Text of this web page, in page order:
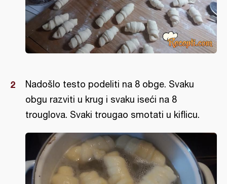
Nadošlo testo podeliti na 8 obge. Svaku
obgu razviti u krug i svaku iseći na 8
trouglova. Svaki trougao smotati u kiflicu.